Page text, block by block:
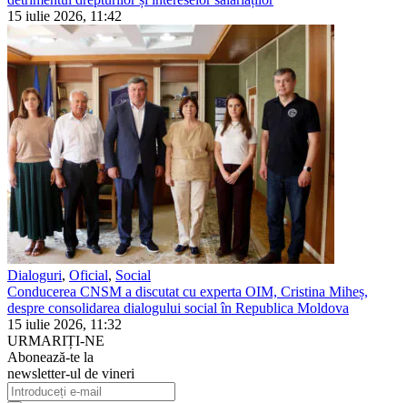
15 iulie 2026, 11:42
Dialoguri, Oficial, Social
Conducerea CNSM a discutat cu experta OIM, Cristina Miheș,
despre consolidarea dialogului social în Republica Moldova
15 iulie 2026, 11:32
URMARIȚI-NE
Abonează-te la
newsletter-ul de vineri